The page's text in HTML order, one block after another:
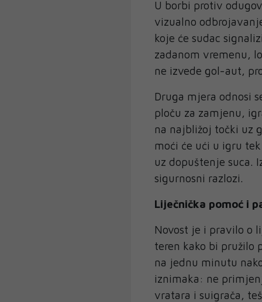
U borbi protiv
vizualno
koje će sudac
zadanom vremenu,
ne izvede gol-aut,
Druga mjera odnosi
ploču za zamjenu,
na najbližoj točki uz
moći će ući u igru
uz dopuštenje suca.
sigurnosni razlozi.
Liječnička pomoć i
Novost je i pravilo o
teren kako bi pružilo
na jednu minutu
iznimaka: ne
vratara i suigrača,